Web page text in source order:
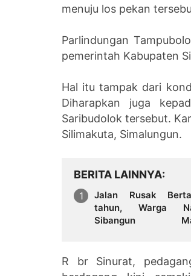
menuju los pekan
Parlindungan
pemerintah Kabupaten
Hal itu tampak dari
Diharapkan juga
Saribudolok tersebut.
Silimakuta, Simalungun.
BERITA LAINNYA
Jalan Rusak
tahun, Warga
Sibangun
Menanti
Pemerintah
R br Sinurat,